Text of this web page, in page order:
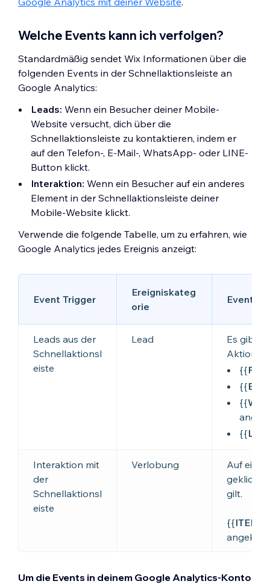
Welche Events kann ich verfolgen?
Standardmäßig sendet Wix Informationen über die
folgenden Events in der Schnellaktionsleiste an
Google Analytics:
Leads: Wenn ein Besucher deiner Mobile-
Website versucht, dich über die
Schnellaktionsleiste zu kontaktieren, indem er
auf den Telefon-, E-Mail-, WhatsApp- oder LINE-
Button klickt.
Interaktion: Wenn ein Besucher auf ein anderes
Element in der Schnellaktionsleiste deiner
Mobile-Website klickt.
Verwende die folgende Tabelle, um zu erfahren, wie
Google Analytics jedes Ereignis anzeigt:
Event Trigger
Ereigniskateg
orie
Event-
Leads aus der
Schnellaktionsl
eiste
Lead
Es gibt
Aktionen:
{{
{{
{{
{{LINE
Interaktion mit
der
Schnellaktionsl
eiste
Verlobung
Auf
geklickt,
gilt.
{{
Um die Events in deinem Google Analytics-Konto